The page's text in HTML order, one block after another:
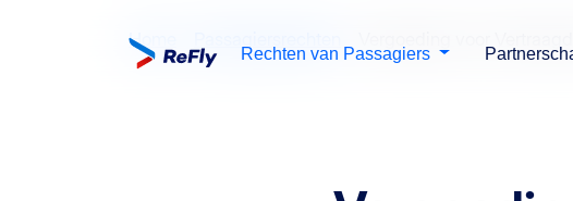
Rechten van Passagiers
Home